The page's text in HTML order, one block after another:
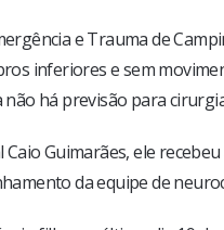
e Trauma de
inferiores e sem
há previsão para
Guimarães, ele
da equipe de